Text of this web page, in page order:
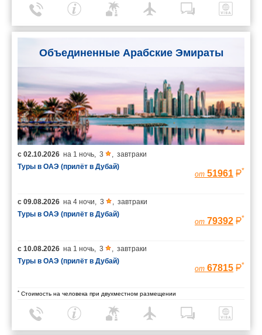
Объединенные Арабские Эмираты
с 02.10.2026 на 1 ночь, 3 , завтраки
Туры в ОАЭ (прилёт в Дубай)
от 51961 *
с 09.08.2026 на 4 ночи, 3 , завтраки
Туры в ОАЭ (прилёт в Дубай)
от 79392 *
с 10.08.2026 на 1 ночь, 3 , завтраки
Туры в ОАЭ (прилёт в Дубай)
от 67815 *
* Стоимость на человека при двухместном размещении